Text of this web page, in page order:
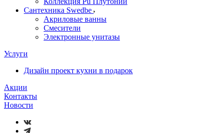
Сантехника Swedbe
Акриловые ванны
Смесители
Электронные унитазы
Услуги
Дизайн проект кухни в подарок
Акции
Контакты
Новости